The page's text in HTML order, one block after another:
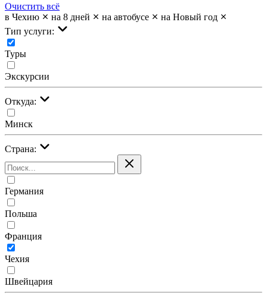
Очистить всё
в Чехию
на 8 дней на автобусе
на Новый год
Тип услуги:
Туры
Экскурсии
Откуда:
Минск
Страна:
Германия
Польша
Франция
Чехия
Швейцария